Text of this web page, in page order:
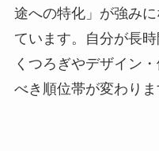
途への特化」が強み
ています。自分が長
くつろぎやデザイン
べき順位帯が変わりま